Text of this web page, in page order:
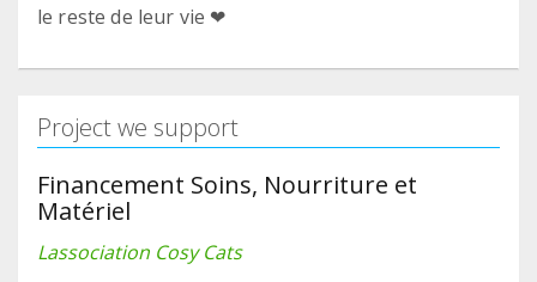
le reste de leur vie ❤
Project we support
Financement Soins, Nourriture et
Matériel
Lassociation Cosy Cats